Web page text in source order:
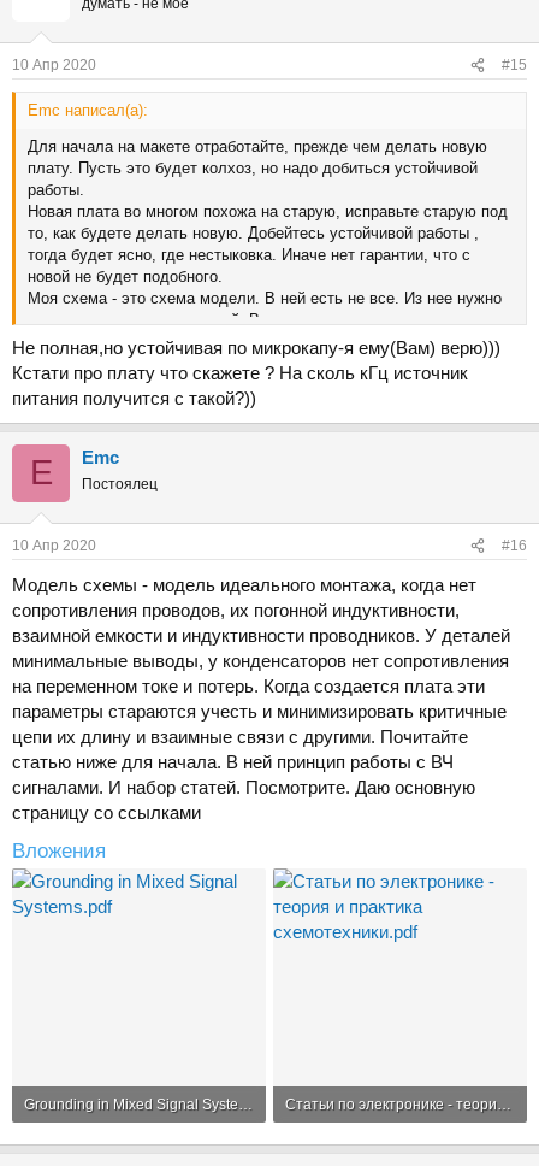
10 Апр 2020 #15
Emc написал(а):
Для начала на макете отработайте, прежде чем делать новую
плату. Пусть это будет колхоз, но надо добиться устойчивой
работы.
Новая плата во многом похожа на старую, исправьте старую под
то, как будете делать новую. Добейтесь устойчивой работы ,
тогда будет ясно, где нестыковка. Иначе нет гарантии, что с
новой не будет подобного.
Моя схема - это схема модели. В ней есть не все. Из нее нужно
понять принцип исправлений. Вот еще два примера схем
реализации усилителя.
Не полная,но устойчивая по микрокапу-я ему(Вам) верю)))
Кстати про плату что скажете ? На сколь кГц источник
питания получится с такой?))
E Emc
Постоялец
10 Апр 2020 #16
Модель схемы - модель идеального монтажа, когда нет
сопротивления проводов, их погонной индуктивности,
взаимной емкости и индуктивности проводников. У деталей
минимальные выводы, у конденсаторов нет сопротивления
на переменном токе и потерь. Когда создается плата эти
параметры стараются учесть и минимизировать критичные
цепи их длину и взаимные связи с другими. Почитайте
статью ниже для начала. В ней принцип работы с ВЧ
сигналами. И набор статей. Посмотрите. Даю основную
страницу со ссылками
Вложения
Grounding in Mixed Signal Systems.pdf
316 KB · Просмотры: 20
Статьи по электронике - теория и практика схемотехники.pdf
129.5 KB · Просмотры: 24